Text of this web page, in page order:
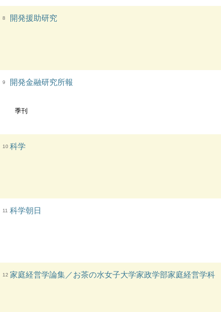
8 開発援助研究
9 開発金融研究所報
季刊
10 科学
11 科学朝日
12 家庭経営学論集／お茶の水女子大学家政学部家庭経営学科